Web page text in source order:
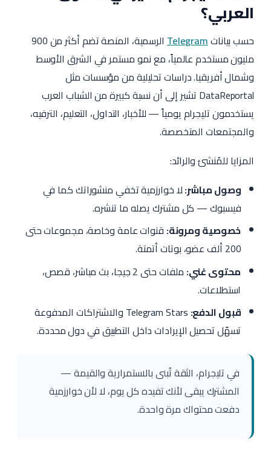
العربي؟
حسب بياناتTelegram
الرسمية، المنصة تضم أكثر من 900
مليون مستخدم عالمياً، مع نمو مستمر في الشرق الأوسط
وشمال أفريقيا. دراسات تحليلية من مؤسسات مثل
DataReportal تشير إلى أن نسبة كبيرة من الشباب العرب
يستخدمون تليجرام يومياً — للأخبار، التداول، التعليم، الترفيه،
والمجتمعات المتخصصة.
المزايا للمُنشئ والرائد:
وصول مباشر:لا خوارزمية تخفي منشوراتك كما في
فيسبوك — كل مشترك يصله ما تنشره.
خصوصية ومرونة: قنوات عامة وخاصة، مجموعات حتى
200 ألف عضو، بوتات أتمتة.
محتوى غني:
ملفات حتى 2 جيجا، بث مباشر، قصص،
استطلاعات.
قبول الدفع:
Telegram Stars والاشتراكات المدفوعة
تسهّل تحصيل الإيرادات داخل التطبيق في دول محددة.
في تليجرام، الثقة تُبنى بالاستمرارية والقيمة —
المشترك يبقى لأنك تفيده كل يوم، لا لأن خوارزمية
دفعت محتواك مرة واحدة.